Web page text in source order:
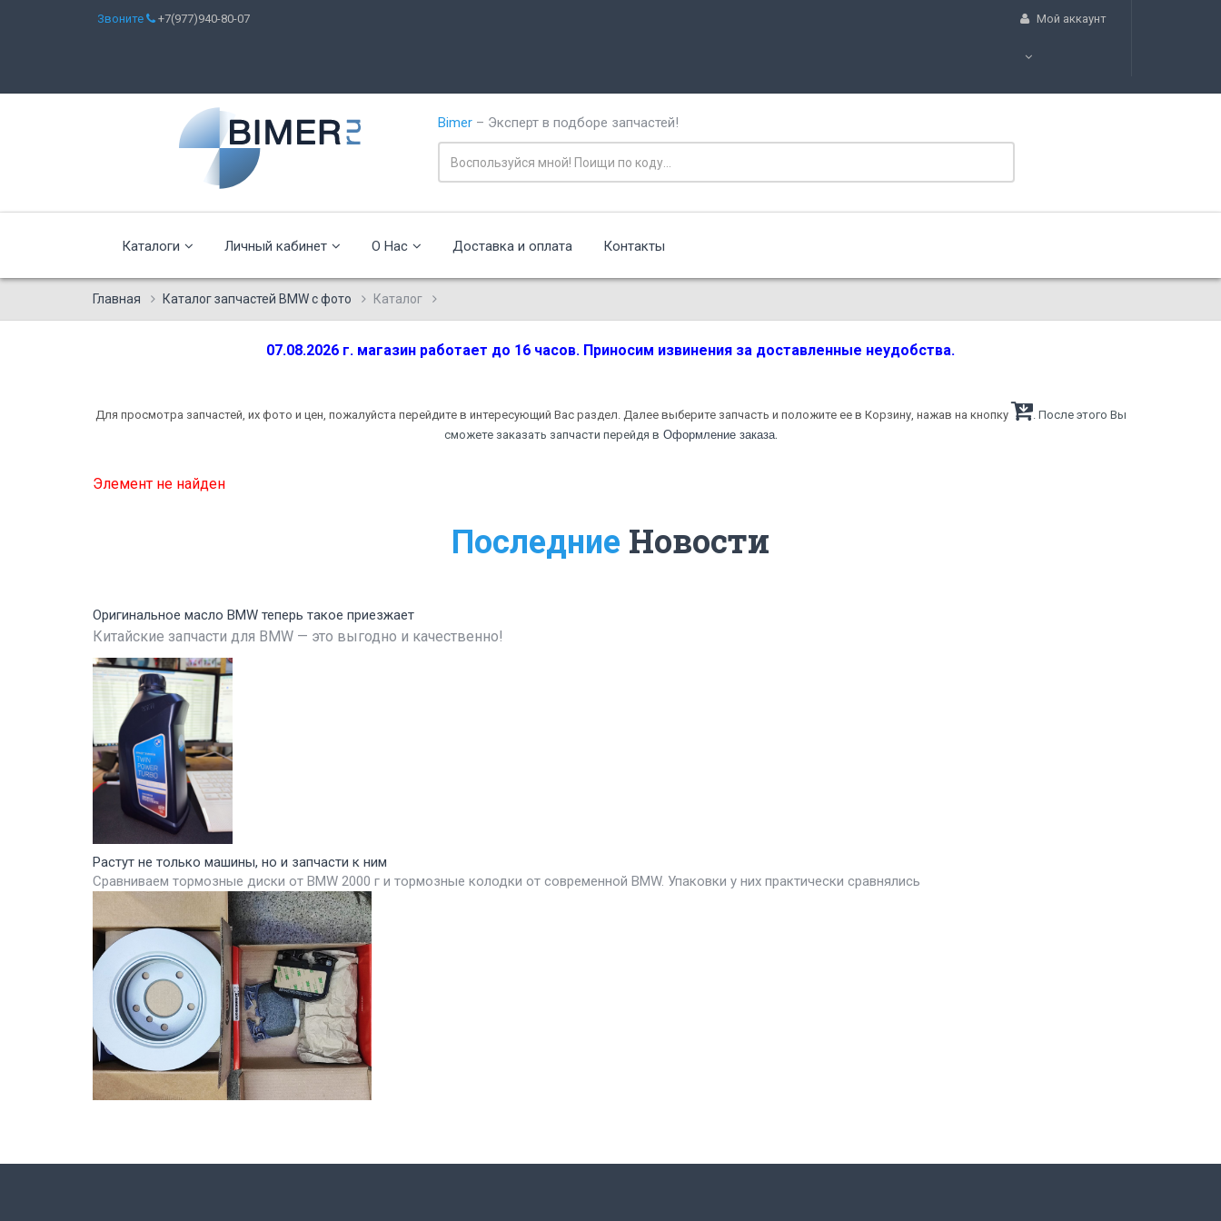
Звоните +7(977)940-80-07 Мой аккаунт
Bimer – Эксперт в подборе запчастей!
Каталоги Личный кабинет О Нас Доставка и оплата Контакты
Главная Каталог запчастей BMW с фото Каталог
07.08.2026 г. магазин работает до 16 часов. Приносим извинения за доставленные неудобства.
Для просмотра запчастей, их фото и цен, пожалуйста перейдите в интересующий Вас раздел. Далее выберите запчасть и положите ее в Корзину, нажав на кнопку
. После этого Вы
сможете заказать запчасти перейдя в Оформление заказа.
Элемент не найден
Последние Новости
Оригинальное масло BMW теперь такое приезжает
Китайские запчасти для BMW — это выгодно и качественно!
Растут не только машины, но и запчасти к ним
Сравниваем тормозные диски от BMW 2000 г и тормозные колодки от современной BMW. Упаковки у них практически сравнялись